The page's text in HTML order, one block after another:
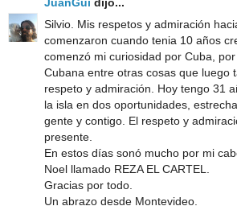
JuanGui dijo...
Silvio. Mis respetos y admiración
comenzaron cuando tenia 10 años
comenzó mi curiosidad por Cuba,
Cubana entre otras cosas que luego
respeto y admiración. Hoy tengo 31
la isla en dos oportunidades,
gente y contigo. El respeto y
presente.
En estos días sonó mucho por mi
Noel llamado REZA EL CARTEL.
Gracias por todo.
Un abrazo desde Montevideo.